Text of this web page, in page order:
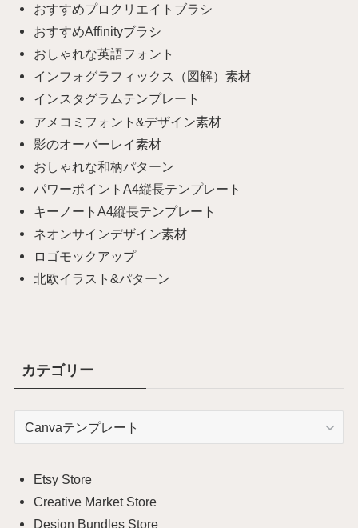
おすすめプロクリエイトブラシ
おすすめAffinityブラシ
おしゃれな英語フォント
インフォグラフィックス（図解）素材
インスタグラムテンプレート
アメコミフォント&デザイン素材
影のオーバーレイ素材
おしゃれな和柄パターン
パワーポイントA4縦長テンプレート
キーノートA4縦長テンプレート
ネオンサインデザイン素材
ロゴモックアップ
北欧イラスト&パターン
カテゴリー
リ
ー
Etsy Store
Creative Market Store
Design Bundles Store